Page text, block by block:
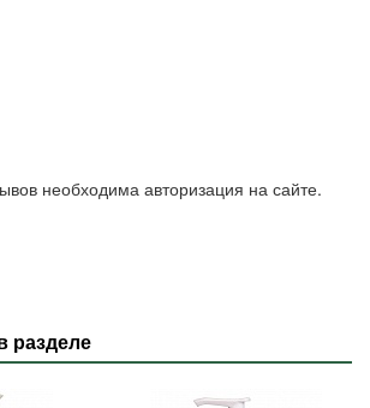
необходима авторизация на сайте.
разделе